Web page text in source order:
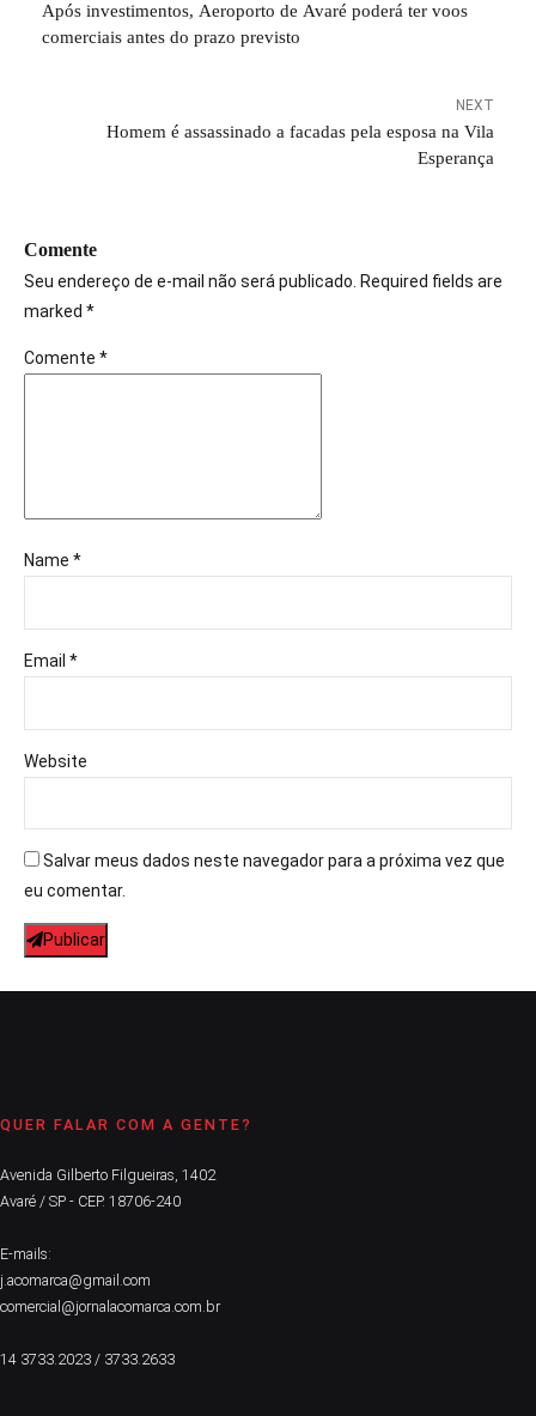
Após investimentos, Aeroporto de Avaré poderá ter voos
comerciais antes do prazo previsto
NEXT
Homem é assassinado a facadas pela esposa na Vila
Esperança
Comente
Seu endereço de e-mail não será publicado. Required fields are
marked *
Comente *
Name *
Email *
Website
Salvar meus dados neste navegador para a próxima vez que
eu comentar.
Publicar
QUER FALAR COM A GENTE?
Avenida Gilberto Filgueiras, 1402
Avaré / SP - CEP. 18706-240
E-mails:
j.acomarca@gmail.com
comercial@jornalacomarca.com.br
14 3733.2023 / 3733.2633